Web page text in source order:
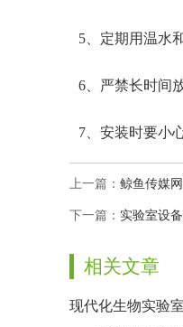
5、定期用温
6、严禁长时间
7、安装时要小
上一篇： 鲸鱼传媒
下一篇： 实验室设备
相关文章
现代化生物实验